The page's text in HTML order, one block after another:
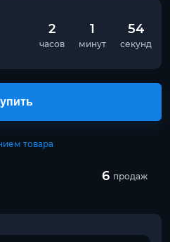
2
часов
1
минут
54
секунд
6 продаж
товара